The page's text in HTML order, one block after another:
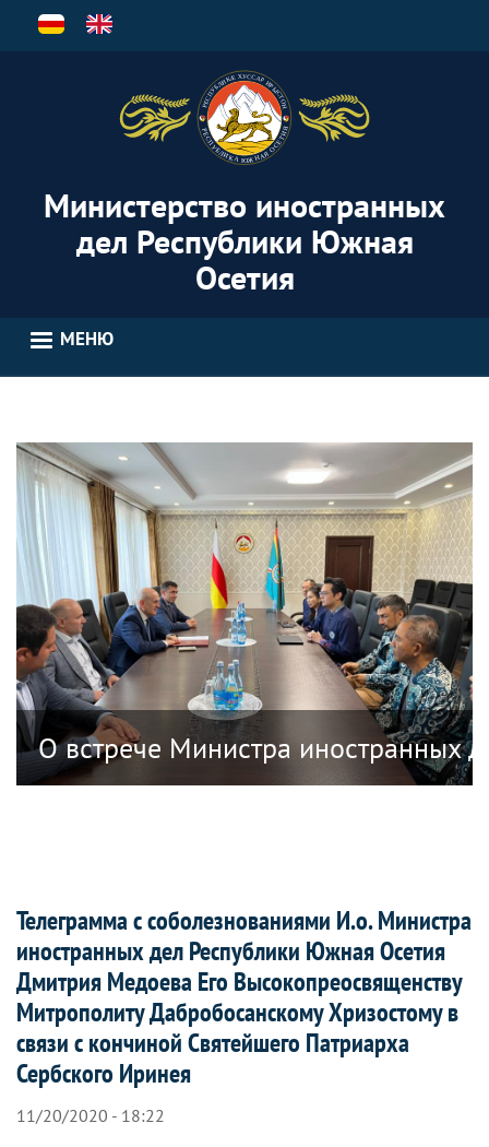
Перейти
Министерство иностранных
дел Республики Южная
Осетия
МЕНЮ
дел Республики Южная Осетия
О встрече Министра иностранных
Телеграмма с соболезнованиями И.о. Министра
иностранных дел Республики Южная Осетия
Дмитрия Медоева Его Высокопреосвященству
Митрополиту Дабробосанскому Хризостому в
связи с кончиной Святейшего Патриарха
Сербского Иринея
11/20/2020 - 18:22